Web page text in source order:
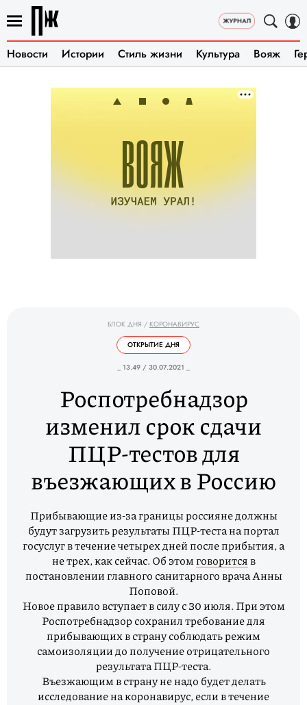
Новости Истории Стиль жизни Культура Вояж
БЛОК ДНЯ / КОРОНАВИРУС
ОТКРЫТИЕ ДНЯ
_ 13.49 / 30.07.2021 _
Роспотребнадзор
изменил срок сдачи
ПЦР-тестов для
въезжающих в Россию
Прибывающие из-за границы россияне должны
будут загрузить результаты ПЦР-теста на портал
госуслуг в течение четырех дней после прибытия, а
не трех, как сейчас. Об этомговоритсяв
постановлении главного санитарного врача Анны
Поповой.
Новое правило вступает в силу с 30 июля. При этом
Роспотребнадзор сохранил требование для
прибывающих в страну соблюдать режим
самоизоляции до получение отрицательного
результата ПЦР-теста.
Въезжающим в страну не надо будет делать
исследование на коронавирус, если в течение